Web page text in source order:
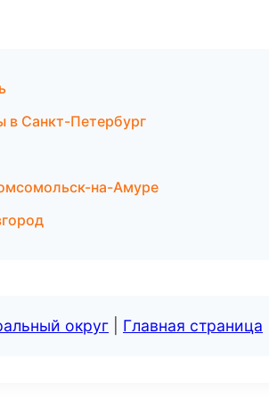
в Санкт-Петербург
на-Амуре
округ Главная страница